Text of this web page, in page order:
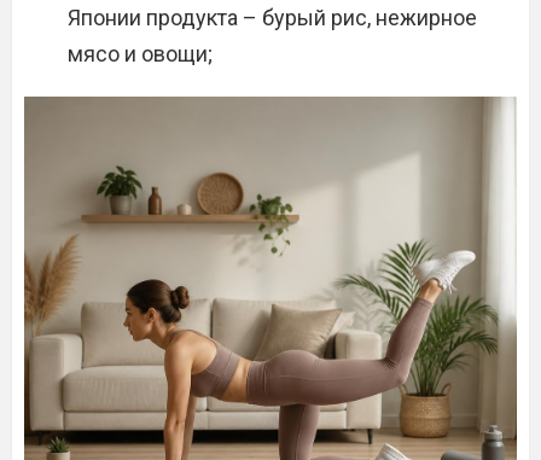
Японии продукта – бурый рис, нежирное
мясо и овощи;